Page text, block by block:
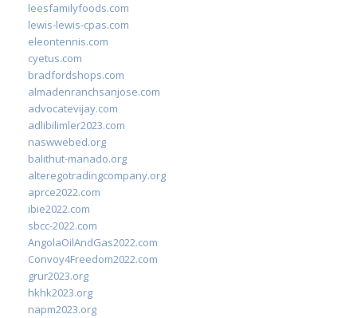
leesfamilyfoods.com
lewis-lewis-cpas.com
eleontennis.com
cyetus.com
bradfordshops.com
almadenranchsanjose.com
advocatevijay.com
adlibilimler2023.com
naswwebed.org
balithut-manado.org
alteregotradingcompany.org
aprce2022.com
ibie2022.com
sbcc-2022.com
AngolaOilAndGas2022.com
Convoy4Freedom2022.com
grur2023.org
hkhk2023.org
napm2023.org